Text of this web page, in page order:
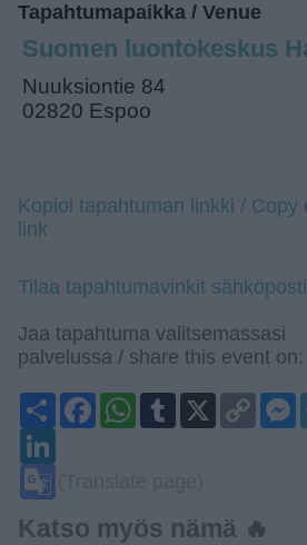
Tapahtumapaikka / Venue
Suomen luontokeskus
Nuuksiontie 84
02820 Espoo
Kopioi tapahtuman linkki / Copy
link
Tilaa tapahtumavinkit
Jaa tapahtuma valitsemassasi
palvelussa / share this event on:
ShareFacebook
WhatsApp
Tumblr
Copy
Link
Katso myös nämä 🔥